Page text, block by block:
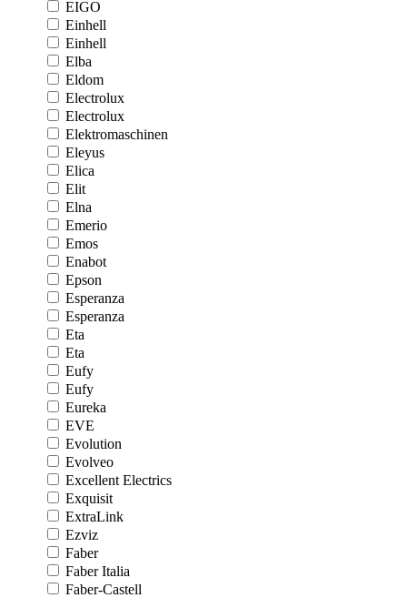
EIGO
Einhell
Einhell
Elba
Eldom
Electrolux
Electrolux
Elektromaschinen
Eleyus
Elica
Elit
Elna
Emerio
Emos
Enabot
Epson
Esperanza
Esperanza
Eta
Eta
Eufy
Eufy
Eureka
EVE
Evolution
Evolveo
Excellent Electrics
Exquisit
ExtraLink
Ezviz
Faber
Faber Italia
Faber-Castell